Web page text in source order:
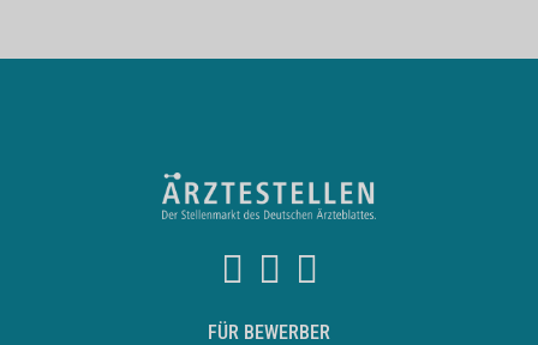
FÜR BEWERBER